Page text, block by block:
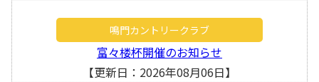
鳴門カントリークラブ
富々楼杯開催のお知らせ
【更新日：2026年08月06日】